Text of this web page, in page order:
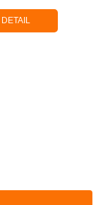
DETAIL